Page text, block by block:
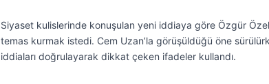
Siyaset kulislerinde konuşulan yeni iddiaya göre Özgür
temas kurmak istedi. Cem Uzan’la görüşüldüğü öne
iddiaları doğrulayarak dikkat çeken ifadeler kullandı.